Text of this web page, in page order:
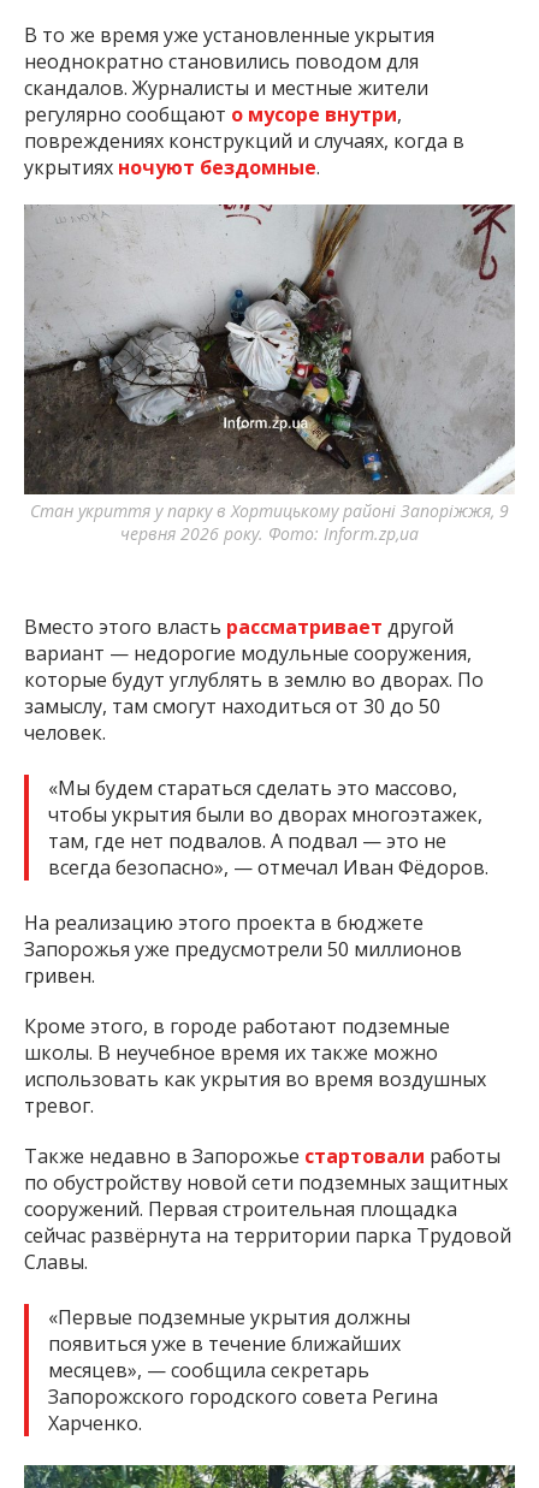
В то же время уже установленные укрытия
неоднократно становились поводом для
скандалов. Журналисты и местные жители
регулярно сообщают о мусоре внутри,
повреждениях конструкций и случаях, когда в
укрытиях ночуют бездомные.
Стан укриття у парку в Хортицькому районі Запоріжжя, 9
червня 2026 року. Фото: Inform.zp,ua
Вместо этого власть рассматривает другой
вариант — недорогие модульные сооружения,
которые будут углублять в землю во дворах. По
замыслу, там смогут находиться от 30 до 50
человек.
«Мы будем стараться сделать это массово,
чтобы укрытия были во дворах многоэтажек,
там, где нет подвалов. А подвал — это не
всегда безопасно», — отмечал Иван Фёдоров.
На реализацию этого проекта в бюджете
Запорожья уже предусмотрели 50 миллионов
гривен.
Кроме этого, в городе работают подземные
школы. В неучебное время их также можно
использовать как укрытия во время воздушных
тревог.
Также недавно в Запорожье стартовали работы
по обустройству новой сети подземных защитных
сооружений. Первая строительная площадка
сейчас развёрнута на территории парка Трудовой
Славы.
«Первые подземные укрытия должны
появиться уже в течение ближайших
месяцев», — сообщила секретарь
Запорожского городского совета Регина
Харченко.